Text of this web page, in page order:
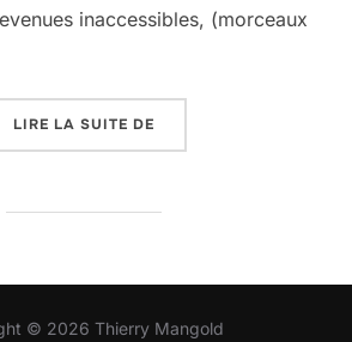
inaccessibles, (morceaux
LIRE LA SUITE DE
© 2026 Thierry Mangold